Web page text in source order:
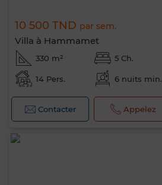
10 500 TND par sem.
Villa à Hammamet
330 m² 5 Ch.
14 Pers. 6 nuits min.
Contacter Appelez